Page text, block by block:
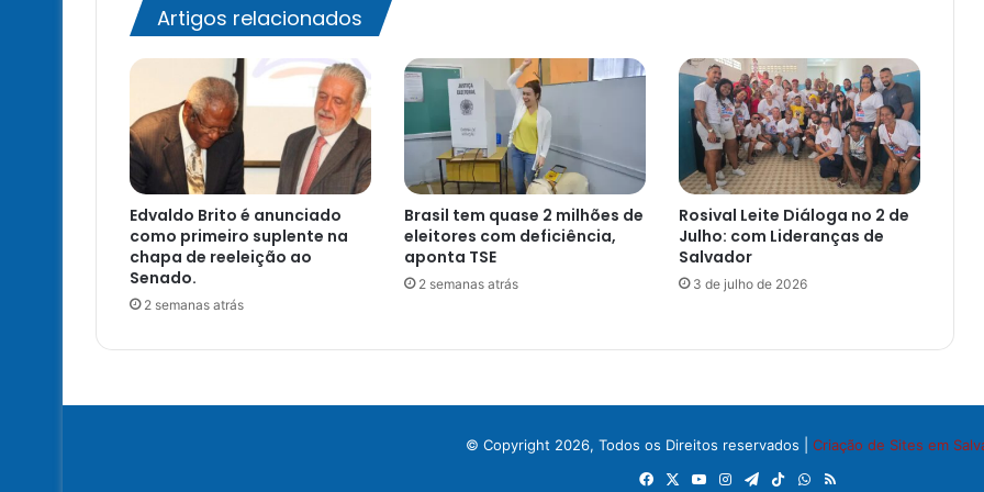
Artigos relacionados
Edvaldo Brito é anunciado
como primeiro suplente na
chapa de reeleição ao
Senado.
2 semanas atrás
Brasil tem quase 2 milhões de
eleitores com deficiência,
aponta TSE
2 semanas atrás
Rosival Leite Diáloga no 2 de
Julho: com Lideranças de
Salvador
3 de julho de 2026
© Copyright 2026, Todos os Direitos reservados | Criação de Sites em
Facebook
X YouTubeInstagram
Telegram
TikTokWhatsApp
RSS